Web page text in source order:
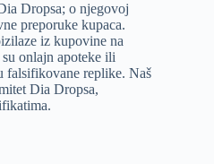
Dropsa; o njegovoj
preporuke kupaca.
iz kupovine na
onlajn apoteke ili
falsifikovane replike. Naš
Dia Dropsa,